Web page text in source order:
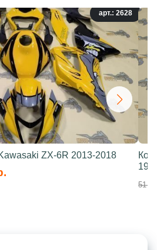
арт.: 2628
ZX-6R 2013-2018
51